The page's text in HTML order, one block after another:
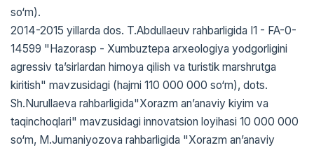
so‘m).
2014-2015 yillarda dos. T.Abdullaeuv rahbarligida I1 - FA-0-
14599 "Hazorasp - Xumbuztepa arxeologiya yodgorligini
agressiv ta’sirlardan himoya qilish va turistik marshrutga
kiritish" mavzusidagi (hajmi 110 000 000 so‘m), dots.
Sh.Nurullaeva rahbarligida"Xorazm an’anaviy kiyim va
taqinchoqlari" mavzusidagi innovatsion loyihasi 10 000 000
so‘m, M.Jumaniyozova rahbarligida "Xorazm an’anaviy